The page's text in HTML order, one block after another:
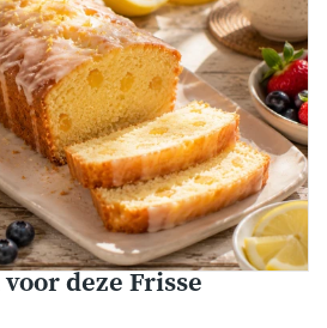
deze Frisse